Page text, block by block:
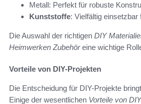
Metall: Perfekt für robuste
Kunststoffe: Vielfältig
Die Auswahl der richtigen DIY
Heimwerken Zubehöreine wichtige
Vorteile von DIY-Projekten
Die Entscheidung für DIY-Projekte
Einige der wesentlichen Vorteile von